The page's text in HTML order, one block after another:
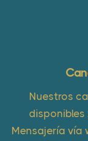
Nuestros
disponibles
Mensajería vía